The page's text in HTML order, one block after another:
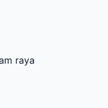
raya